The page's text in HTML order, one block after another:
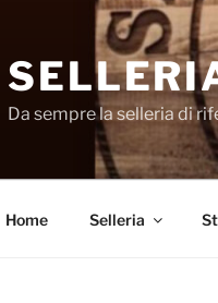
Da sempre la selleria di
Home Selleria